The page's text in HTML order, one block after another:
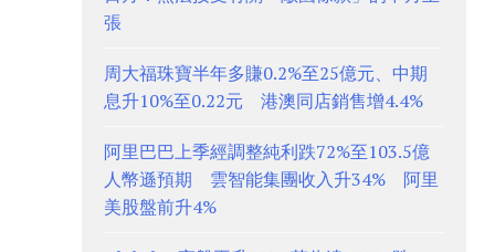
張
周大福珠寶半年多賺0.2%至25億元、中期
息升10%至0.22元 港澳同店銷售增4.4%
阿里巴巴上季經調整純利跌72%至103.5億
人幣遜預期 雲智能集團收入升34% 阿里
美股盤前升4%